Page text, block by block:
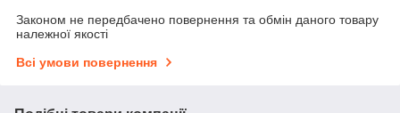
Законом не передбачено повернення та обмін даного товару
належної якості
Всі умови повернення